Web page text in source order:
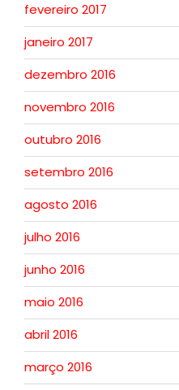
fevereiro 2017
janeiro 2017
dezembro 2016
novembro 2016
outubro 2016
setembro 2016
agosto 2016
julho 2016
junho 2016
maio 2016
abril 2016
março 2016